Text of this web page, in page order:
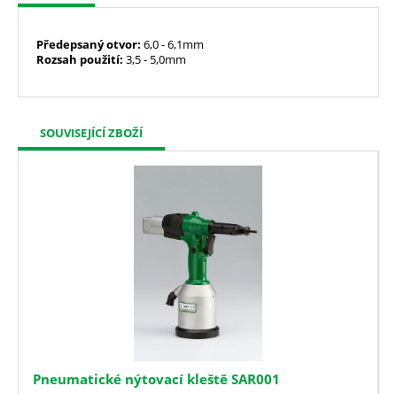
Předepsanýotvor: 6,0 - 6,1mm
Rozsah použití: 3,5 - 5,0mm
SOUVISEJÍCÍ ZBOŽÍ
Pneumatické nýtovací kleště SAR001